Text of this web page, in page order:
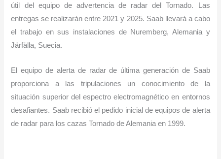
útil del equipo de advertencia de radar del Tornado.
Las
entregas se realizarán entre 2021 y 2025. Saab llevará a cabo
el trabajo en sus instalaciones de Nuremberg, Alemania y
Järfälla, Suecia.
El equipo de alerta de radar de última generación de Saab
proporciona a las tripulaciones un conocimiento de la
situación superior del espectro electromagnético en entornos
desafiantes. Saab recibió el pedido inicial de equipos de alerta
de radar para los cazas Tornado de Alemania en 1999.